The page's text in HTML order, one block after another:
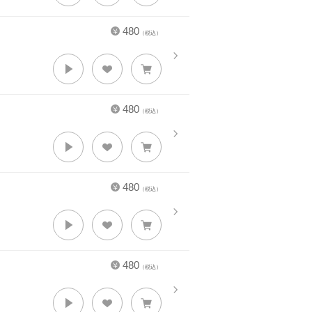
480 （税込）
480 （税込）
480 （税込）
480 （税込）